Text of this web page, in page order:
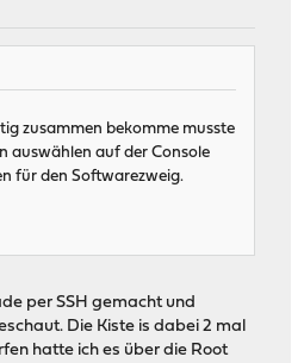
zusammen bekomme musste
auswählen auf der Console
für den Softwarezweig.
per SSH gemacht und
Die Kiste is dabei 2 mal
hatte ich es über die Root